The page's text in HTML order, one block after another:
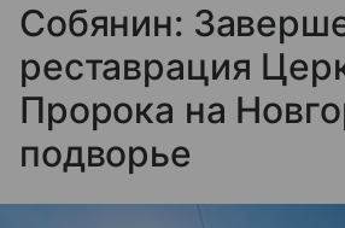
Собянин:
реставрация
Пророка на
подворье